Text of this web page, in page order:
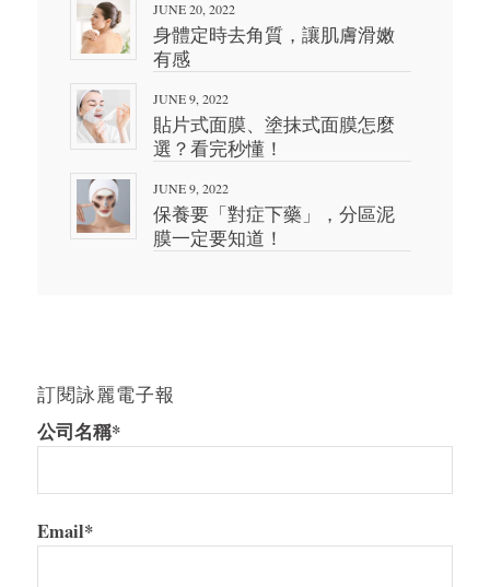
JUNE 20, 2022
身體定時去角質，讓肌膚滑嫩
有感
JUNE 9, 2022
貼片式面膜、塗抹式面膜怎麼
選？看完秒懂！
JUNE 9, 2022
保養要「對症下藥」，分區泥
膜一定要知道！
訂閱詠麗電子報
公司名稱*
Email*